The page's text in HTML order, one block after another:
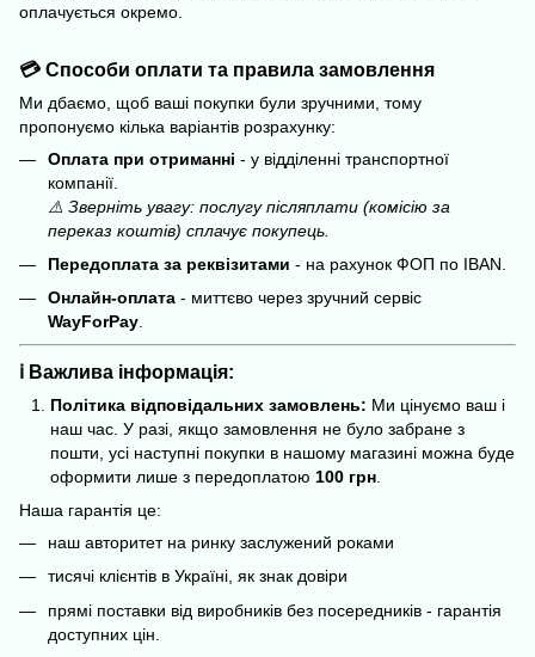
оплачується окремо.
💳 Способи оплати та правила замовлення
Ми дбаємо, щоб ваші покупки були зручними, тому
пропонуємо кілька варіантів розрахунку:
Оплата при отриманні - у відділенні транспортної
компанії.
⚠️ Зверніть увагу: послугу післяплати (комісію за
переказ коштів) сплачує покупець.
Передоплата за реквізитами - на рахунок ФОП по IBAN.
Онлайн-оплата - миттєво через зручний сервіс
WayForPay.
ℹ️ Важлива інформація:
Політика відповідальних замовлень: Ми цінуємо ваш і
наш час. У разі, якщо замовлення не було забране з
пошти, усі наступні покупки в нашому магазині можна буде
оформити лише з передоплатою 100 грн
Наша гарантія це:
наш авторитет на ринку заслужений роками
тисячі клієнтів в Україні, як знак довіри
прямі поставки від виробників без посередників - гарантія
доступних цін.